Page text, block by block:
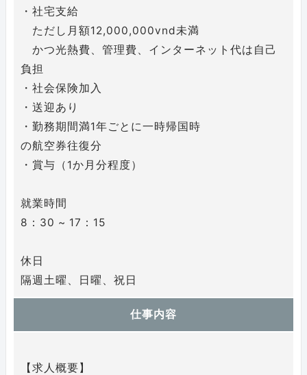
・社宅支給
ただし月額12,000,000vnd未満
かつ光熱費、管理費、インターネット代は自己
負担
・社会保険加入
・送迎あり
・勤務期間満1年ごとに一時帰国時
の航空券往復分
・賞与（1か月分程度）
就業時間
8：30 ~ 17：15
休日
隔週土曜、日曜、祝日
仕事内容
【求人概要】